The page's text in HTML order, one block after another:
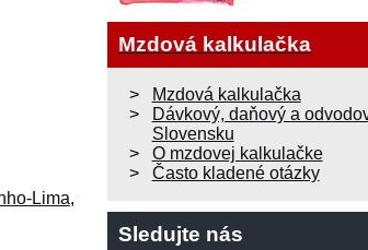
Lima,
Mzdová kalkulačka
Mzdová kalkulačka
Dávkový, daňový a
Slovensku
O mzdovej kalkulačke
Často kladené otázky
Sledujte nás